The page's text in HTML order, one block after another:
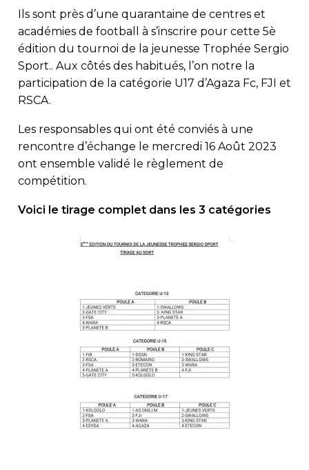
Ils sont près d’une quarantaine de centres et
académies de football à s’inscrire pour cette 5è
édition du tournoi de la jeunesse Trophée Sergio
Sport.. Aux côtés des habitués, l’on notre la
participation de la catégorie U17 d’Agaza Fc, FJI et
RSCA.
Les responsables qui ont été conviés à une
rencontre d’échange le mercredi 16 Août 2023
ont ensemble validé le règlement de
compétition.
Voici le tirage complet dans les 3 catégories